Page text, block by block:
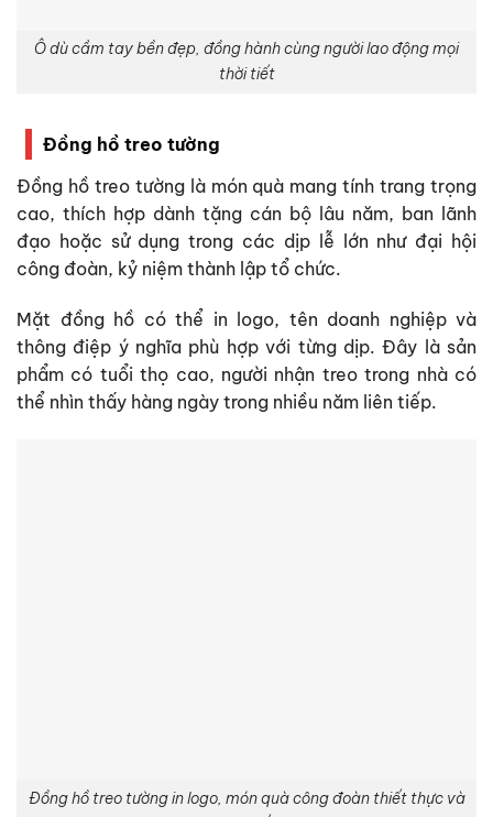
Ô dù cầm tay bền đẹp, đồng hành cùng người lao động mọi
thời tiết
Đồng hồ treo tường
Đồng hồ treo tường là món quà mang tính trang trọng
cao, thích hợp dành tặng cán bộ lâu năm, ban lãnh
đạo hoặc sử dụng trong các dịp lễ lớn như đại hội
công đoàn, kỷ niệm thành lập tổ chức.
Mặt đồng hồ có thể in logo, tên doanh nghiệp và
thông điệp ý nghĩa phù hợp với từng dịp. Đây là sản
phẩm có tuổi thọ cao, người nhận treo trong nhà có
thể nhìn thấy hàng ngày trong nhiều năm liên tiếp.
Đồng hồ treo tường in logo, món quà công đoàn thiết thực và